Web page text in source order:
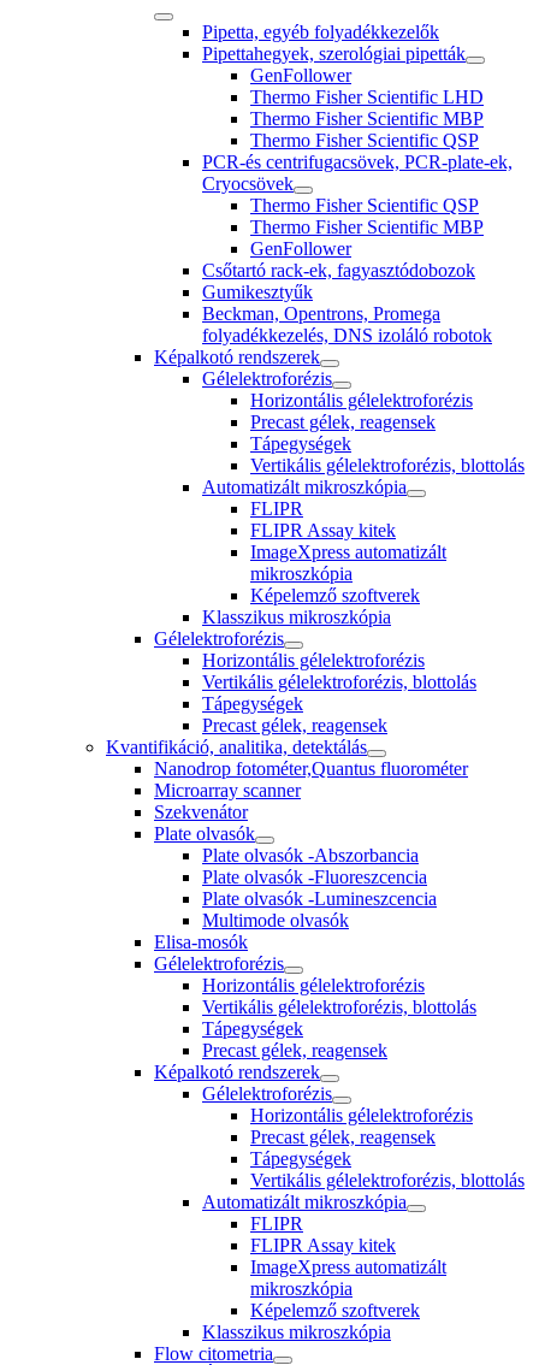
Pipetta, egyéb folyadékkezelők
Pipettahegyek, szerológiai pipetták
GenFollower
Thermo Fisher Scientific LHD
Thermo Fisher Scientific MBP
Thermo Fisher Scientific QSP
PCR-és centrifugacsövek, PCR-plate-ek,
Cryocsövek
Thermo Fisher Scientific QSP
Thermo Fisher Scientific MBP
GenFollower
Csőtartó rack-ek, fagyasztódobozok
Gumikesztyűk
Beckman, Opentrons, Promega
folyadékkezelés, DNS izoláló robotok
Képalkotó rendszerek
Gélelektroforézis
Horizontális gélelektroforézis
Precast gélek, reagensek
Tápegységek
Vertikális gélelektroforézis, blottolás
Automatizált mikroszkópia
FLIPR
FLIPR Assay kitek
ImageXpress automatizált
mikroszkópia
Képelemző szoftverek
Klasszikus mikroszkópia
Gélelektroforézis
Horizontális gélelektroforézis
Vertikális gélelektroforézis, blottolás
Tápegységek
Precast gélek, reagensek
Kvantifikáció, analitika, detektálás
Nanodrop fotométer,Quantus fluorométer
Microarray scanner
Szekvenátor
Plate olvasók
Plate olvasók -Abszorbancia
Plate olvasók -Fluoreszcencia
Plate olvasók -Lumineszcencia
Multimode olvasók
Elisa-mosók
Gélelektroforézis
Horizontális gélelektroforézis
Vertikális gélelektroforézis, blottolás
Tápegységek
Precast gélek, reagensek
Képalkotó rendszerek
Gélelektroforézis
Horizontális gélelektroforézis
Precast gélek, reagensek
Tápegységek
Vertikális gélelektroforézis, blottolás
Automatizált mikroszkópia
FLIPR
FLIPR Assay kitek
ImageXpress automatizált
mikroszkópia
Képelemző szoftverek
Klasszikus mikroszkópia
Flow citometria